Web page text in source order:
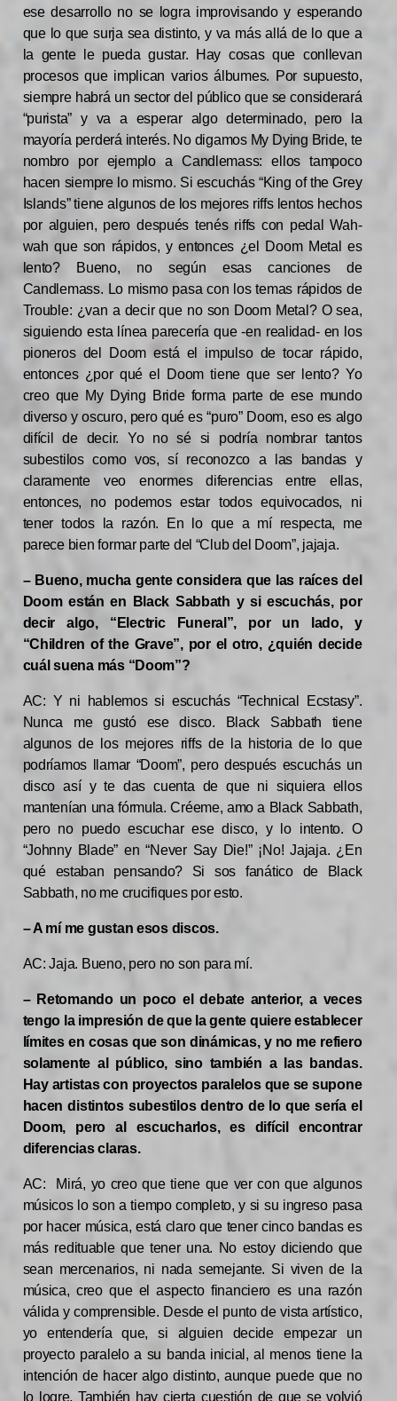
ese desarrollo no se logra improvisando y esperando
que lo que surja sea distinto, y va más allá de lo que a
la gente le pueda gustar. Hay cosas que conllevan
procesos que implican varios álbumes. Por supuesto,
siempre habrá un sector del público que se considerará
“purista” y va a esperar algo determinado, pero la
mayoría perderá interés. No digamos My Dying Bride, te
nombro por ejemplo a Candlemass: ellos tampoco
hacen siempre lo mismo. Si escuchás “King of the Grey
Islands” tiene algunos de los mejores riffs lentos hechos
por alguien, pero después tenés riffs con pedal Wah-
wah que son rápidos, y entonces ¿el Doom Metal es
lento? Bueno, no según esas canciones de
Candlemass. Lo mismo pasa con los temas rápidos de
Trouble: ¿van a decir que no son Doom Metal? O sea,
siguiendo esta línea parecería que -en realidad- en los
pioneros del Doom está el impulso de tocar rápido,
entonces ¿por qué el Doom tiene que ser lento? Yo
creo que My Dying Bride forma parte de ese mundo
diverso y oscuro, pero qué es “puro” Doom, eso es algo
difícil de decir. Yo no sé si podría nombrar tantos
subestilos como vos, sí reconozco a las bandas y
claramente veo enormes diferencias entre ellas,
entonces, no podemos estar todos equivocados, ni
tener todos la razón. En lo que a mí respecta, me
parece bien formar parte del “Club del Doom”, jajaja.
– Bueno, mucha gente considera que las raíces del
Doom están en Black Sabbath y si escuchás, por
decir algo, “Electric Funeral”, por un lado, y
“Children of the Grave”, por el otro, ¿quién decide
cuál suena más “Doom”?
AC: Y ni hablemos si escuchás “Technical Ecstasy”.
Nunca me gustó ese disco. Black Sabbath tiene
algunos de los mejores riffs de la historia de lo que
podríamos llamar “Doom”, pero después escuchás un
disco así y te das cuenta de que ni siquiera ellos
mantenían una fórmula. Créeme, amo a Black Sabbath,
pero no puedo escuchar ese disco, y lo intento. O
“Johnny Blade” en “Never Say Die!” ¡No! Jajaja. ¿En
qué estaban pensando? Si sos fanático de Black
Sabbath, no me crucifiques por esto.
– A mí me gustan esos discos.
AC: Jaja. Bueno, pero no son para mí.
– Retomando un poco el debate anterior, a veces
tengo la impresión de que la gente quiere establecer
límites en cosas que son dinámicas, y no me refiero
solamente al público, sino también a las bandas.
Hay artistas con proyectos paralelos que se supone
hacen distintos subestilos dentro de lo que sería el
Doom, pero al escucharlos, es difícil encontrar
diferencias claras.
AC: Mirá, yo creo que tiene que ver con que algunos
músicos lo son a tiempo completo, y si su ingreso pasa
por hacer música, está claro que tener cinco bandas es
más redituable que tener una. No estoy diciendo que
sean mercenarios, ni nada semejante. Si viven de la
música, creo que el aspecto financiero es una razón
válida y comprensible. Desde el punto de vista artístico,
yo entendería que, si alguien decide empezar un
proyecto paralelo a su banda inicial, al menos tiene la
intención de hacer algo distinto, aunque puede que no
lo logre. También hay cierta cuestión de que se volvió